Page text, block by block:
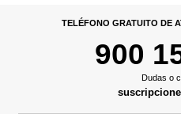
TELÉFONO GRATUITO DE
900
Dudas o